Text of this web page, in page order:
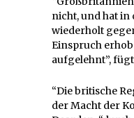
nicht, und hat in
wiederholt
Einspruch
aufgelehnt”,
“Die britische
der Macht der